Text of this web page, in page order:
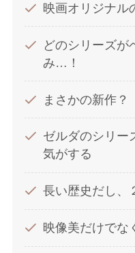
映画オリジナル
どのシリーズが
み…！
まさかの新作？
ゼルダのシリー
気がする
長い歴史だし、
映像美だけでな